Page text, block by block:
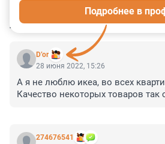
КОММЕНТАРИИ 7
D’or
Подробнее в
28 июня 2022, 15:26
А я не люблю икеа, во всех
Качество некоторых товаров так
274676541